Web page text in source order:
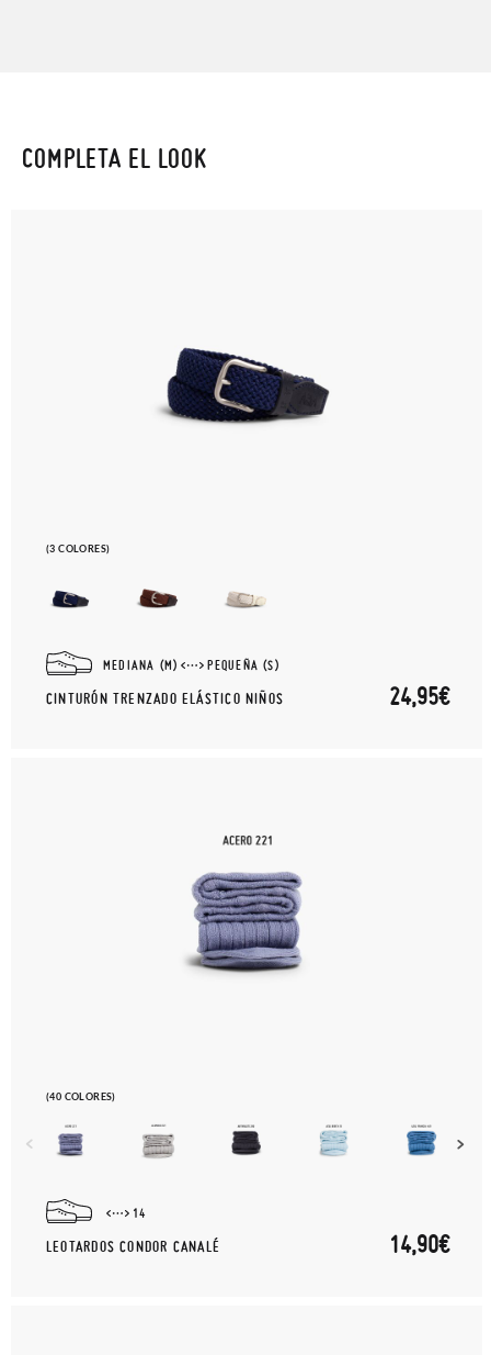
COMPLETA EL LOOK
(3 COLORES)
MEDIANA (M) PEQUEÑA (S)
CINTURÓN TRENZADO ELÁSTICO NIÑOS 24,95€
(40 COLORES)
14
LEOTARDOS CONDOR CANALÉ 14,90€